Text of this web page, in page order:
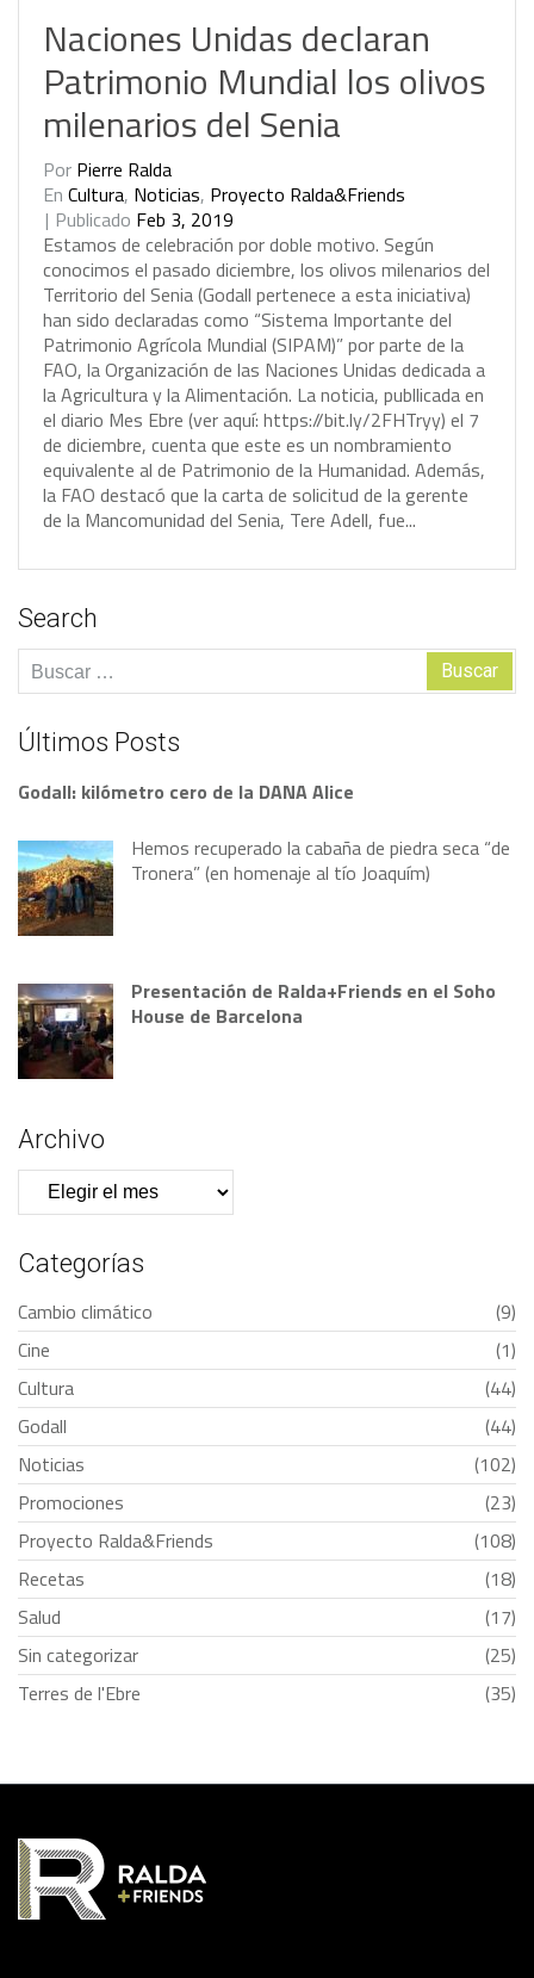
Naciones Unidas declaran
Patrimonio Mundial los olivos
milenarios del Senia
Por Pierre Ralda
En Cultura, Noticias, Proyecto Ralda&Friends
Publicado Feb 3, 2019
Estamos de celebración pordoble motivo. Según
conocimos el pasado diciembre, los olivos milenarios del
Territorio del Senia(Godall pertenece aestainiciativa)
han sido declaradas como “Sistema Importante del
Patrimonio Agrícola Mundial (SIPAM)”porparte de la
FAO, laOrganización de las Naciones Unidas dedicadaa
laAgriculturaylaAlimentación. Lanoticia, publlicadaen
el diario Mes Ebre (veraquí: https://bit.ly/2FHTryy) el 7
de diciembre, cuentaque este es un nombramiento
equivalente al de Patrimonio de la Humanidad. Además,
la FAO destacó que lacartade solicitud de lagerente
de la Mancomunidad del Senia, Tere Adell, fue...
Search
Buscar:
Últimos Posts
Godall: kilómetro cero de la DANA Alice
Hemos recuperado la cabaña de piedra seca “de
Tronera” (en homenaje al tío Joaquím)
Presentación de Ralda+Friends en el Soho
House de Barcelona
Archivo
Archivo
Categorías
Cambio climático
(9)
Cine
(1)
Cultura
(44)
Godall
(44)
Noticias
(102)
Promociones
(23)
Proyecto Ralda&Friends
(108)
Recetas
(18)
Salud
(17)
Sin categorizar
(25)
Terres de l'Ebre
(35)